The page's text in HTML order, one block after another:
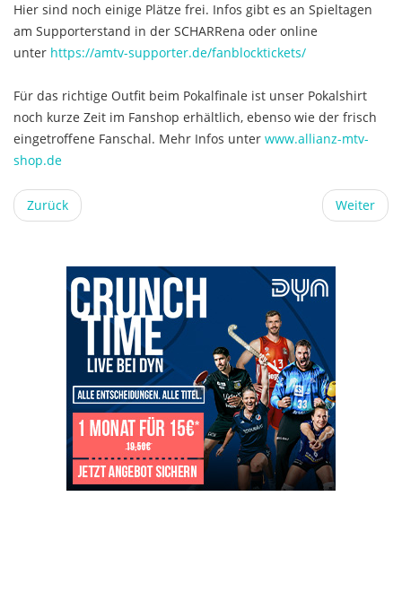
Hier sind noch einige Plätze frei. Infos gibt es an Spieltagen
am Supporterstand in der SCHARRena oder online
unter https://amtv-supporter.de/fanblocktickets/
Für das richtige Outfit beim Pokalfinale ist unser Pokalshirt
noch kurze Zeit im Fanshop erhältlich, ebenso wie der frisch
eingetroffene Fanschal. Mehr Infos unter www.allianz-mtv-
shop.de
Zurück Weiter